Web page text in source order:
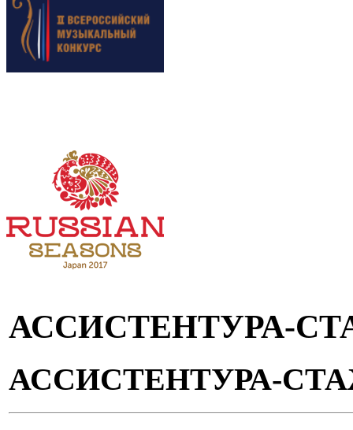
АССИСТЕНТУРА-
АССИСТЕНТУРА-